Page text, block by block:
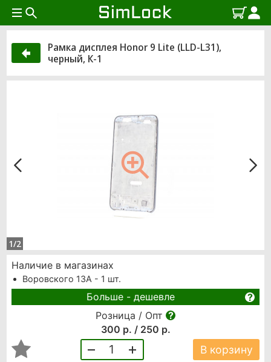
Рамка дисплея Honor 9 Lite (LLD-L31),
черный, К-1
1/2
Наличие в магазинах
Воровского 13А - 1 шт.
Больше - дешевле
Розница / Опт
300 р. / 250 р.
1 В корзину